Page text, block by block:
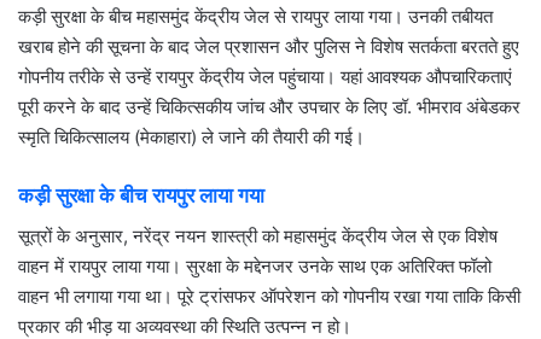
कड़ी सुरक्षा के बीच महासमुंद केंद्रीय जेल से रायपुर लाया गया। उनकी तबीयत
खराब होने की सूचना के बाद जेल प्रशासन और पुलिस ने विशेष सतर्कता बरतते हुए
गोपनीय तरीके से उन्हें रायपुर केंद्रीय जेल पहुंचाया। यहां आवश्यक औपचारिकताएं
पूरी करने के बाद उन्हें चिकित्सकीय जांच और उपचार के लिए डॉ. भीमराव अंबेडकर
स्मृति चिकित्सालय (मेकाहारा) ले जाने की तैयारी की गई।
कड़ी सुरक्षा के बीच रायपुर लाया गया
सूत्रों के अनुसार, नरेंद्र नयन शास्त्री को महासमुंद केंद्रीय जेल से एक विशेष
वाहन में रायपुर लाया गया। सुरक्षा के मद्देनजर उनके साथ एक अतिरिक्त फॉलो
वाहन भी लगाया गया था। पूरे ट्रांसफर ऑपरेशन को गोपनीय रखा गया ताकि किसी
प्रकार की भीड़ या अव्यवस्था की स्थिति उत्पन्न न हो।